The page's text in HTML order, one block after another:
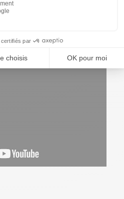
locaux avec des